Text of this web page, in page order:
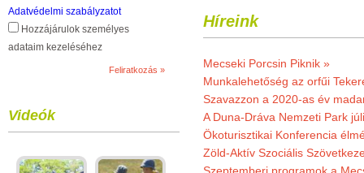
Adatvédelmi szabályzatot
Hozzájárulok személyes
adataim kezeléséhez
Videók
Híreink
Mecseki Porcsin Piknik »
Munkalehetőség az orfűi
Szavazzon a 2020-as év
A Duna-Dráva Nemzeti Park
Ökoturisztikai Konferencia
Zöld-Aktív Szociális